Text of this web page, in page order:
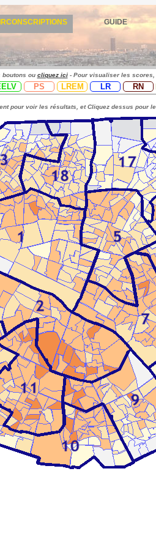
GUIDE
ou cliquez ici- Pour visualiser les scores,
PS LREM LR RN
pour voir les résultats, et Cliquez dessus pour